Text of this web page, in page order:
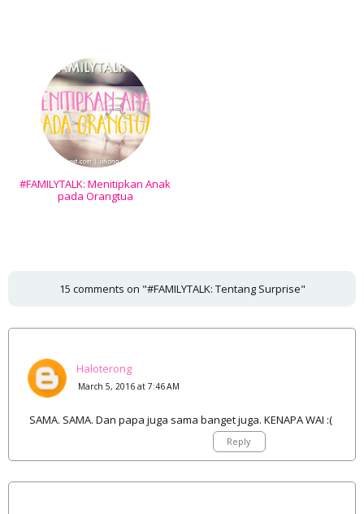
#FAMILYTALK: Menitipkan Anak
pada Orangtua
15 comments on "#FAMILYTALK: Tentang Surprise"
Haloterong
March 5, 2016 at 7:46 AM
SAMA. SAMA. Dan papa juga sama banget juga. KENAPA WAI :(
Reply